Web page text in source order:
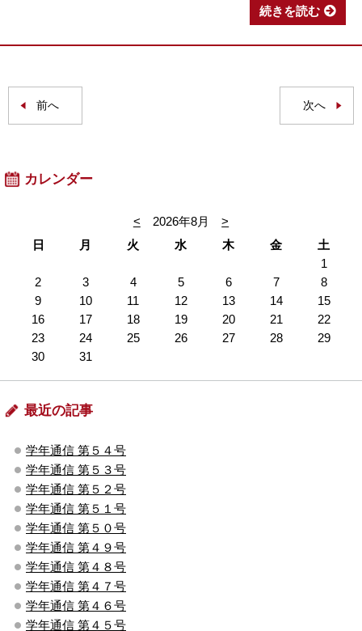
続きを読む
前へ 次へ
カレンダー
< 2026年8月
>
日
月 火 水 木 金
土
1
2
3 4 5 6 7
8
9
10 11 12 13 14
15
16
17 18 19 20 21
22
23
24 25 26 27 28
29
30
31
最近の記事
学年通信 第５４号
学年通信 第５３号
学年通信 第５２号
学年通信 第５１号
学年通信 第５０号
学年通信 第４９号
学年通信 第４８号
学年通信 第４７号
学年通信 第４６号
学年通信 第４５号